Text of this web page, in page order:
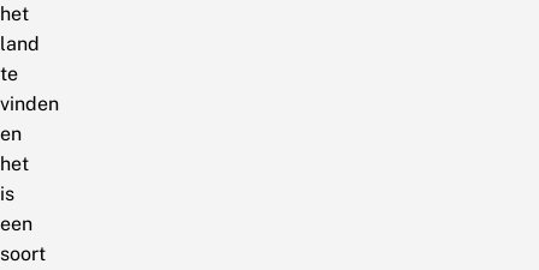
het
land
te
vinden
en
het
is
een
soort